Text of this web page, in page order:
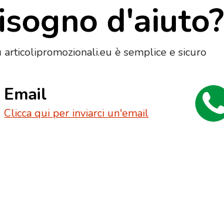
d'aiuto?
articolipromozionali.eu è semplice e sicuro
Email
Clicca qui per inviarci un'email